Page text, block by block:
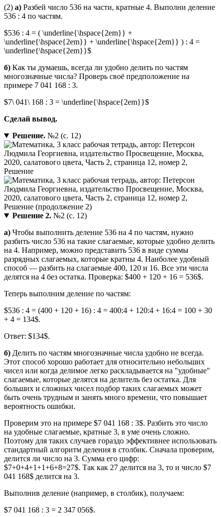
(2) а) Разбей число 536 на части, кратные 4. Выполни деление
536 : 4 по частям.
$536 : 4 = ( \underline{\hspace{2em}} +
\underline{\hspace{2em}} + \underline{\hspace{2em}} ) : 4 =
\underline{\hspace{2em}}$
б) Как ты думаешь, всегда ли удобно делить по частям
многозначные числа? Проверь своё предположение на
примере 7 041 168 : 3.
$7\ 041\ 168 : 3 = \underline{\hspace{2em}}$
Сделай вывод.
Решение.№2 (с. 12)
Решение 2.№2 (с. 12)
a) Чтобы выполнить деление 536 на 4 по частям, нужно
разбить число 536 на такие слагаемые, которые удобно делить
на 4. Например, можно представить 536 в виде суммы
разрядных слагаемых, которые кратны 4. Наиболее удобный
способ — разбить на слагаемые 400, 120 и 16. Все эти числа
делятся на 4 без остатка. Проверка: $400 + 120 + 16 = 536$.
Теперь выполним деление по частям:
$536 : 4 = (400 + 120 + 16) : 4 = 400:4 + 120:4 + 16:4 = 100 + 30
+ 4 = 134$.
Ответ: $134$.
б) Делить по частям многозначные числа удобно не всегда.
Этот способ хорошо работает для относительно небольших
чисел или когда делимое легко раскладывается на "удобные"
слагаемые, которые делятся на делитель без остатка. Для
больших и сложных чисел подбор таких слагаемых может
быть очень трудным и занять много времени, что повышает
вероятность ошибки.
Проверим это на примере $7 041 168 : 3$. Разбить это число
на удобные слагаемые, кратные 3, в уме очень сложно.
Поэтому для таких случаев гораздо эффективнее использовать
стандартный алгоритм деления в столбик. Сначала проверим,
делится ли число на 3. Сумма его цифр:
$7+0+4+1+1+6+8=27$. Так как 27 делится на 3, то и число $7
041 168$ делится на 3.
Выполнив деление (например, в столбик), получаем:
$7 041 168 : 3 = 2 347 056$.